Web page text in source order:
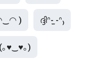
◠‿◠ ) ദ്ദിᐢ- ̫-ᐢ₎
(｡♥‿♥｡)